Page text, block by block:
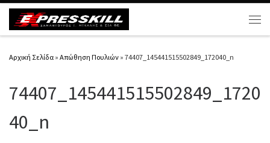
Μετάβαση στο περιεχόμενο
Αρχική Σελίδα » Απώθηση Πουλιών » 74407_145441515502849_172040_n
74407_145441515502849_1720
40_n